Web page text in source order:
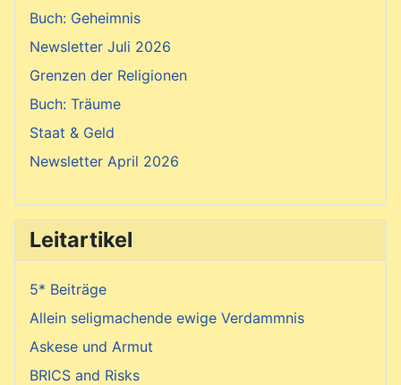
Buch: Geheimnis
Newsletter Juli 2026
Grenzen der Religionen
Buch: Träume
Staat & Geld
Newsletter April 2026
Leitartikel
5* Beiträge
Allein seligmachende ewige Verdammnis
Askese und Armut
BRICS and Risks